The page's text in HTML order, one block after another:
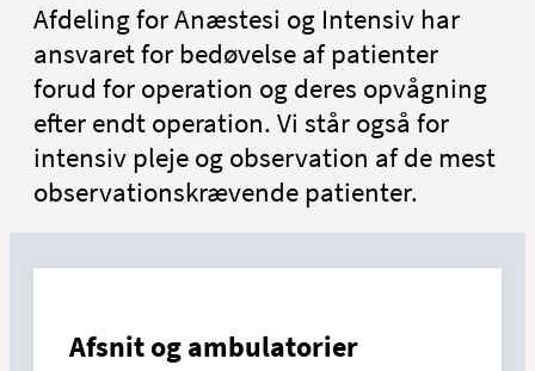
Afdeling for Anæstesi og Intensiv har
ansvaret for bedøvelse af patienter
forud for operation og deres opvågning
efter endt operation. Vi står også for
intensiv pleje og observation af de mest
observationskrævende patienter.
Afsnit og ambulatorier